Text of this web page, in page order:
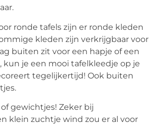
ronde tafels zijn er ronde kleden
kleden zijn verkrijgbaar voor
buiten zit voor een hapje of een
je een mooi tafelkleedje op je
tegelijkertijd! Ook buiten
gewichtjes! Zeker bij
klein zuchtje wind zou er al voor